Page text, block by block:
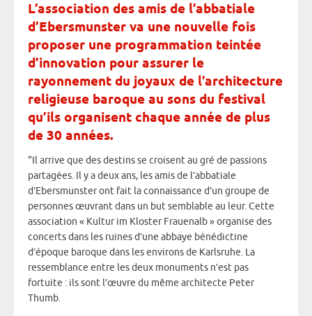
L’association des amis de l’abbatiale
d’Ebersmunster va une nouvelle fois
proposer une programmation teintée
d’innovation pour assurer le
rayonnement du joyaux de l’architecture
religieuse baroque au sons du festival
qu’ils organisent chaque année de plus
de 30 années.
"Il arrive que des destins se croisent au gré de passions
partagées. Il y a deux ans, les amis de l’abbatiale
d’Ebersmunster ont fait la connaissance d’un groupe de
personnes œuvrant dans un but semblable au leur. Cette
association « Kultur im Kloster Frauenalb » organise des
concerts dans les ruines d’une abbaye bénédictine
d’époque baroque dans les environs de Karlsruhe. La
ressemblance entre les deux monuments n’est pas
fortuite : ils sont l’œuvre du même architecte Peter
Thumb.